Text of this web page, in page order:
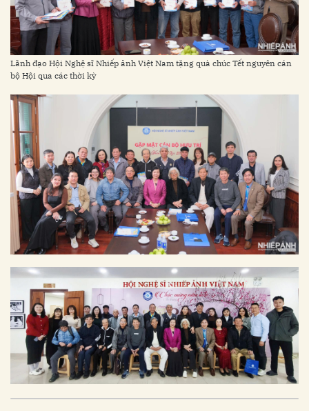
Lãnh đạo Hội Nghệ sĩ Nhiếp ảnh Việt Nam tặng quà chúc Tết nguyên cán
bộ Hội qua các thời kỳ